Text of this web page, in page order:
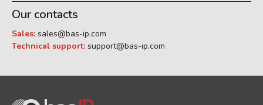
Our contacts
Sales: sales@bas-ip.com
Technical support: support@bas-ip.com